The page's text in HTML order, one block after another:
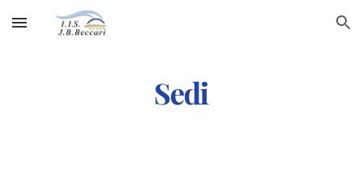
Skip to main content Skip to navigation
Sedi